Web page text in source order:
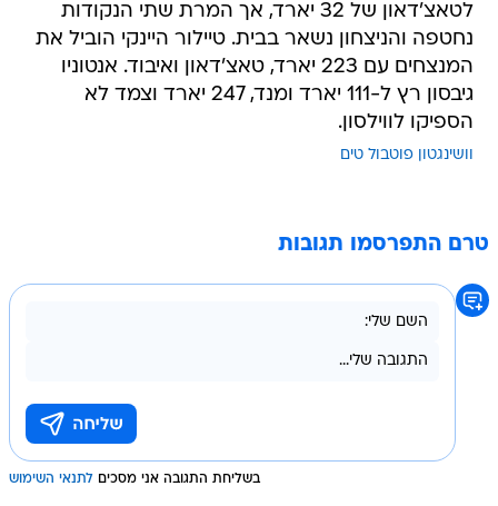
לטאצ'דאון של 32 יארד, אך המרת שתי הנקודות
נחטפה והניצחון נשאר בבית. טיילור היינקי הוביל את
המנצחים עם 223 יארד, טאצ'דאון ואיבוד. אנטוניו
גיבסון רץ ל-111 יארד ומנד, 247 יארד וצמד לא
הספיקו לווילסון.
וושינגטון פוטבול טים
טרם התפרסמו תגובות
בשליחת התגובה אני מסכים לתנאי השימוש